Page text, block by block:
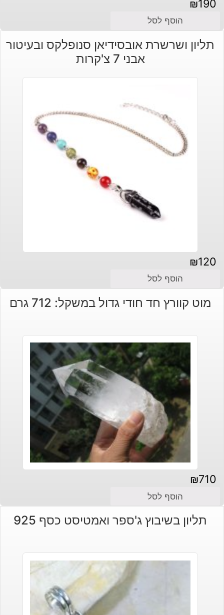
₪190
הוסף לסל
תליון ושרשרת אובסידיאן סנופלקס ובעיטור
אבני 7 צ'קרות
₪120
הוסף לסל
מוט קוורץ חד חודי גדול במשקל: 712 גרם
₪710
הוסף לסל
תליון בשיבוץ ג'ספר ואמטיסט כסף 925